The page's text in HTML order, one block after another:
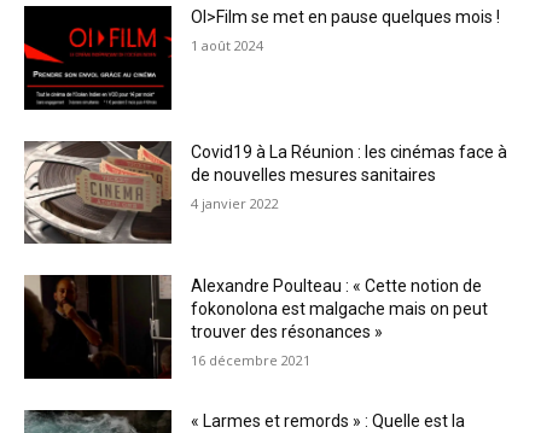
OI>Film se met en pause quelques mois !
1 août 2024
Covid19 à La Réunion : les cinémas face à
de nouvelles mesures sanitaires
4 janvier 2022
Alexandre Poulteau : « Cette notion de
fokonolona est malgache mais on peut
trouver des résonances »
16 décembre 2021
« Larmes et remords » : Quelle est la